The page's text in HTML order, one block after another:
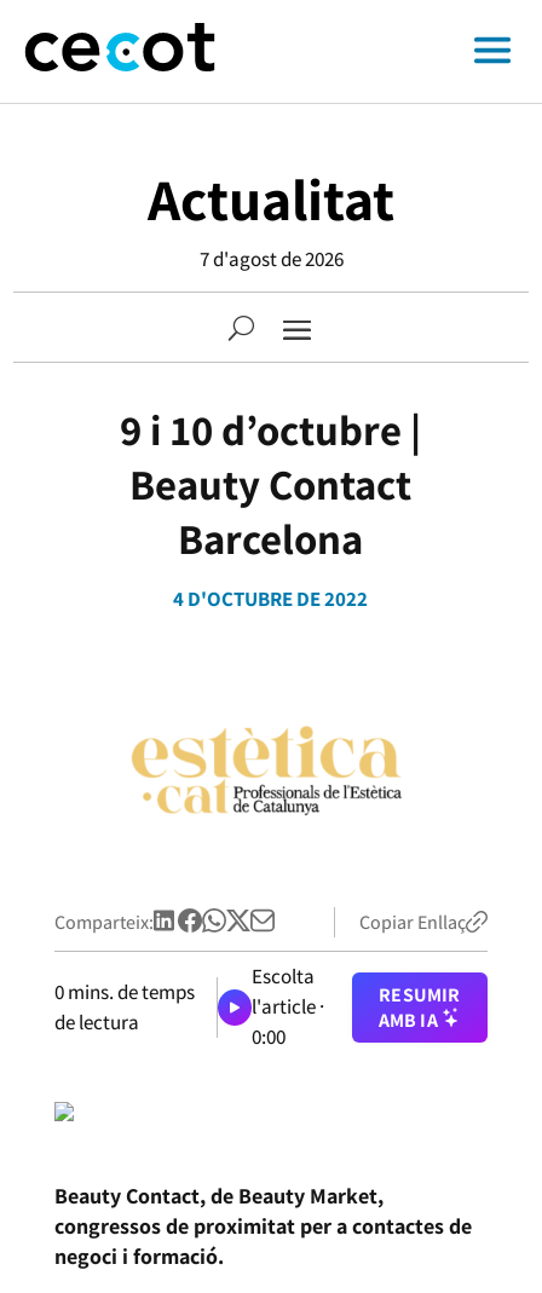
Actualitat
7 d'agost de 2026
9 i 10 d’octubre |
Beauty Contact
Barcelona
4 D'OCTUBRE DE 2022
Comparteix: Copiar Enllaç
0mins. de temps
de lectura
Escolta
l'article ·
0:00
RESUMIR
AMB IA
Beauty Contact, de Beauty Market,
congressos de proximitat per a contactes de
negoci i formació.